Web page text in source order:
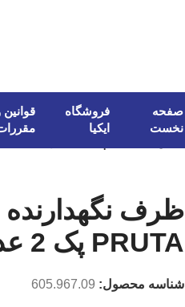
صفحه
نخست
فروشگاه
ایکیا
قوانین
ظرف نگهدارنده
PRUTA پک 2 عددی
شناسه محصول: 605.967.09